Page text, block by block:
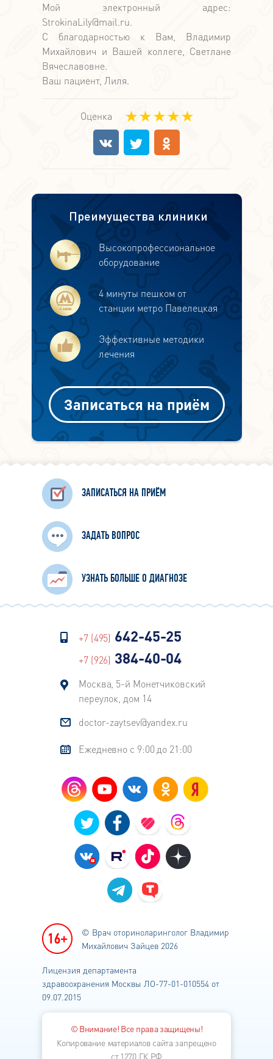
Мой электронный адрес:
StrokinaLily@mail.ru.
С благодарностью к Вам, Владимир
Михайлович и Вашей коллеге, Светлане
Вячеславовне.
Ваш пациент, Лиля.
Оценка
Преимущества клиники
Высокопрофессиональное
оборудование
4 минуты пешком от
станции метро Павелецкая
Эффективные методики
лечения
Записаться на приём
ЗАПИСАТЬСЯ НА ПРИЁМ
ЗАДАТЬ ВОПРОС
УЗНАТЬ БОЛЬШЕ О ДИАГНОЗЕ
+7 (495) 642-45-25
+7 (926) 384-40-04
Москва, 5-й Монетчиковский
переулок, дом 14
doctor-zaytsev@yandex.ru
Ежедневно с 9:00 до 21:00
© Врач оториноларинголог Владимир
Михайлович Зайцев 2026
Лицензия департамента
здравоохранения Москвы ЛО-77-01-010554 от
09.07.2015
© Внимание! Все права защищены!
Копирование материалов сайта запрещено
ст.1270 ГК РФ